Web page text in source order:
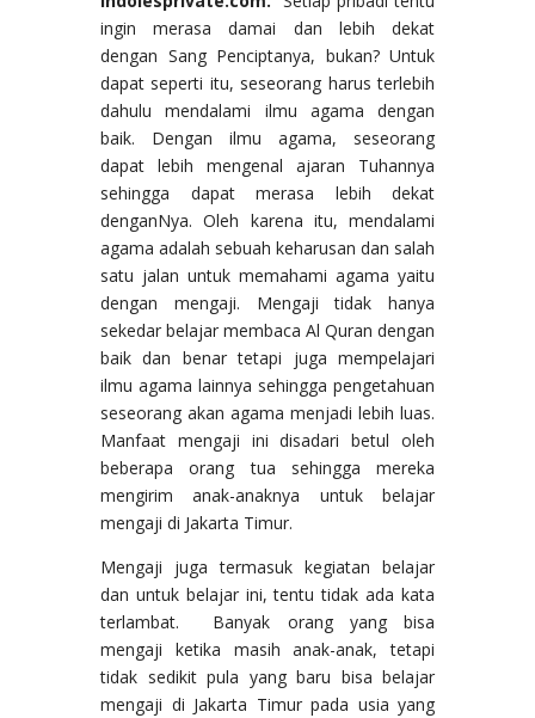
ingin merasa damai dan lebih dekat
dengan Sang Penciptanya, bukan? Untuk
dapat seperti itu, seseorang harus terlebih
dahulu mendalami ilmu agama dengan
baik. Dengan ilmu agama, seseorang
dapat lebih mengenal ajaran Tuhannya
sehingga dapat merasa lebih dekat
denganNya. Oleh karena itu, mendalami
agama adalah sebuah keharusan dan salah
satu jalan untuk memahami agama yaitu
dengan mengaji. Mengaji tidak hanya
sekedar belajar membaca Al Quran dengan
baik dan benar tetapi juga mempelajari
ilmu agama lainnya sehingga pengetahuan
seseorang akan agama menjadi lebih luas.
Manfaat mengaji ini disadari betul oleh
beberapa orang tua sehingga mereka
mengirim anak-anaknya untuk belajar
mengaji di Jakarta Timur.
Mengaji juga termasuk kegiatan belajar
dan untuk belajar ini, tentu tidak ada kata
terlambat. Banyak orang yang bisa
mengaji ketika masih anak-anak, tetapi
tidak sedikit pula yang baru bisa belajar
mengaji di Jakarta Timur pada usia yang